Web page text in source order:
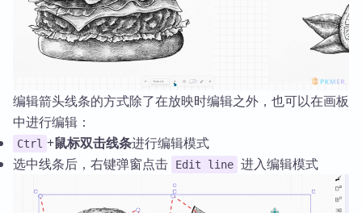
编辑箭头线条的方式除了在放映时编辑之外，也可以在画板
中进行编辑：
Ctrl +鼠标双击线条进行编辑模式
选中线条后，右键弹窗点击
Edit line 进入编辑模式